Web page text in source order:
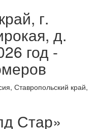
г.
д.
год -
Ставропольский край,
Стар»